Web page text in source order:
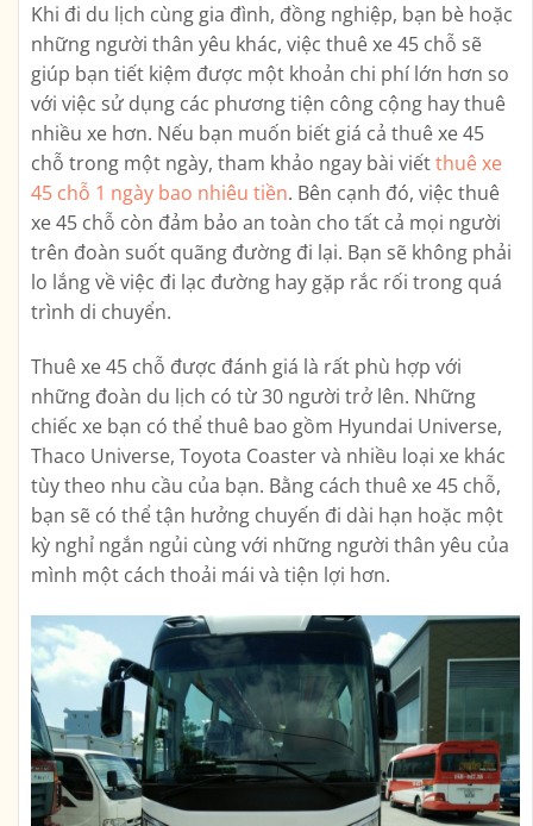
Khi đi du lịch cùng gia đình, đồng nghiệp, bạn bè hoặc
những người thân yêu khác, việc thuê xe 45 chỗ sẽ
giúp bạn tiết kiệm được một khoản chi phí lớn hơn so
với việc sử dụng các phương tiện công cộng hay thuê
nhiều xe hơn. Nếu bạn muốn biết giá cả thuê xe 45
chỗ trong một ngày, tham khảo ngay bài viếtthuê xe
45 chỗ 1 ngày bao nhiêu tiền. Bên cạnh đó, việc thuê
xe 45 chỗ còn đảm bảo an toàn cho tất cả mọi người
trên đoàn suốt quãng đường đi lại. Bạn sẽ không phải
lo lắng về việc đi lạc đường hay gặp rắc rối trong quá
trình di chuyển.
Thuê xe 45 chỗ được đánh giá là rất phù hợp với
những đoàn du lịch có từ 30 người trở lên. Những
chiếc xe bạn có thể thuê bao gồm Hyundai Universe,
Thaco Universe, Toyota Coaster và nhiều loại xe khác
tùy theo nhu cầu của bạn. Bằng cách thuê xe 45 chỗ,
bạn sẽ có thể tận hưởng chuyến đi dài hạn hoặc một
kỳ nghỉ ngắn ngủi cùng với những người thân yêu của
mình một cách thoải mái và tiện lợi hơn.